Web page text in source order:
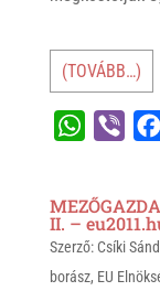
(TOVÁBB…)
t
s
A
e
r
II. –
Szerző: Csíki
borász, EU